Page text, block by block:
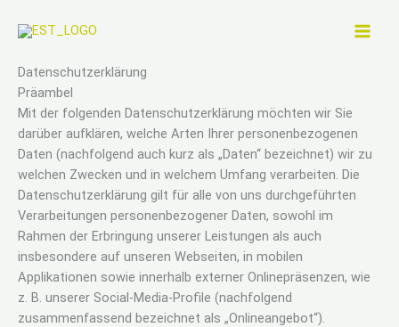
Inhalt
Datenschutzerklärung
Präambel
Mit der folgenden Datenschutzerklärung möchten wir Sie
darüber aufklären, welche Arten Ihrer personenbezogenen
Daten (nachfolgend auch kurz als „Daten“ bezeichnet) wir zu
welchen Zwecken und in welchem Umfang verarbeiten. Die
Datenschutzerklärung gilt für alle von uns durchgeführten
Verarbeitungen personenbezogener Daten, sowohl im
Rahmen der Erbringung unserer Leistungen als auch
insbesondere auf unseren Webseiten, in mobilen
Applikationen sowie innerhalb externer Onlinepräsenzen, wie
z. B. unserer Social-Media-Profile (nachfolgend
zusammenfassend bezeichnet als „Onlineangebot“).